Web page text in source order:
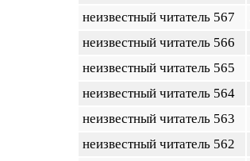
неизвестный читатель 567
неизвестный читатель 566
неизвестный читатель 565
неизвестный читатель 564
неизвестный читатель 563
неизвестный читатель 562